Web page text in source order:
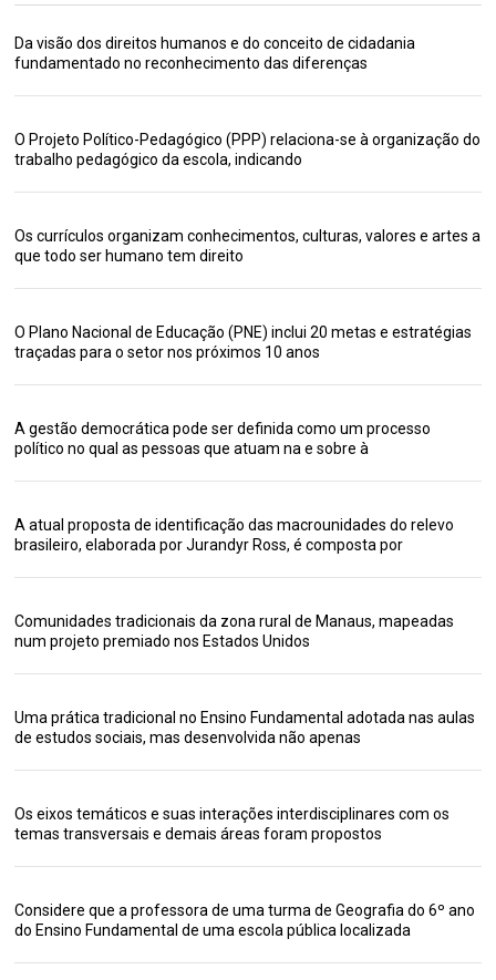
Da visão dos direitos humanos e do conceito de cidadania
fundamentado no reconhecimento das diferenças
O Projeto Político-Pedagógico (PPP) relaciona-se à organização do
trabalho pedagógico da escola, indicando
Os currículos organizam conhecimentos, culturas, valores e artes a
que todo ser humano tem direito
O Plano Nacional de Educação (PNE) inclui 20 metas e estratégias
traçadas para o setor nos próximos 10 anos
A gestão democrática pode ser definida como um processo
político no qual as pessoas que atuam na e sobre à
A atual proposta de identificação das macrounidades do relevo
brasileiro, elaborada por Jurandyr Ross, é composta por
Comunidades tradicionais da zona rural de Manaus, mapeadas
num projeto premiado nos Estados Unidos
Uma prática tradicional no Ensino Fundamental adotada nas aulas
de estudos sociais, mas desenvolvida não apenas
Os eixos temáticos e suas interações interdisciplinares com os
temas transversais e demais áreas foram propostos
Considere que a professora de uma turma de Geografia do 6º ano
do Ensino Fundamental de uma escola pública localizada